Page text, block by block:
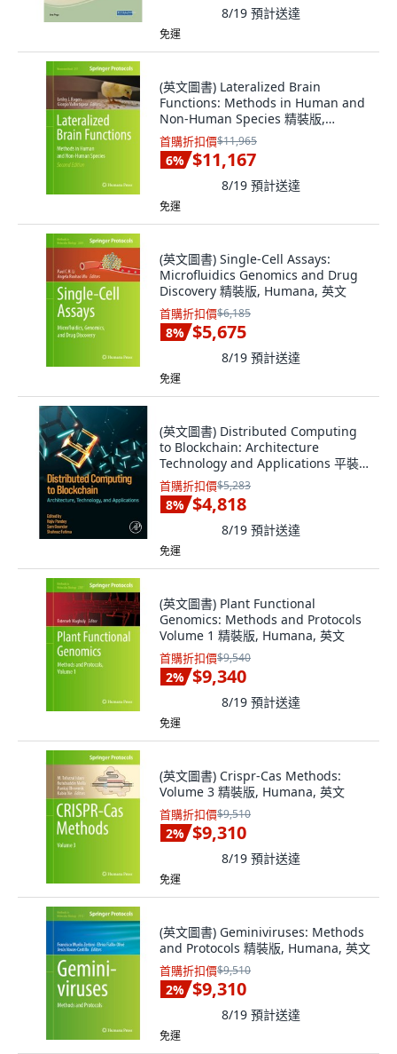
8/19 預計送達
免運
(英文圖書) Lateralized Brain
Functions: Methods in Human and
Non-Human Species 精裝版,
Humana, 英文
首購折扣價$11,965
6% $11,167
8/19 預計送達
免運
(英文圖書) Single-Cell Assays:
Microfluidics Genomics and Drug
Discovery 精裝版, Humana, 英文
首購折扣價$6,185
8% $5,675
8/19 預計送達
免運
(英文圖書) Distributed Computing
to Blockchain: Architecture
Technology and Applications 平裝
版, Academic Press, 英文
首購折扣價$5,283
8% $4,818
8/19 預計送達
免運
(英文圖書) Plant Functional
Genomics: Methods and Protocols
Volume 1 精裝版, Humana, 英文
首購折扣價$9,540
2% $9,340
8/19 預計送達
免運
(英文圖書) Crispr-Cas Methods:
Volume 3 精裝版, Humana, 英文
首購折扣價$9,510
2% $9,310
8/19 預計送達
免運
(英文圖書) Geminiviruses: Methods
and Protocols 精裝版, Humana, 英文
首購折扣價$9,510
2% $9,310
8/19 預計送達
免運